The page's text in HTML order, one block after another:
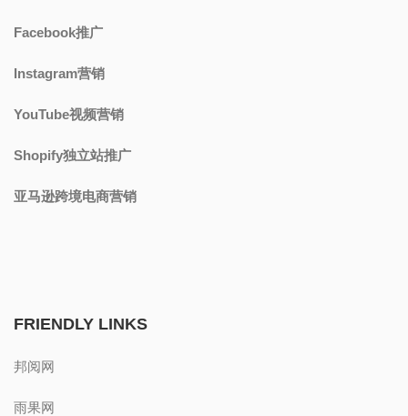
Facebook推广
Instagram营销
YouTube视频营销
Shopify独立站推广
亚马逊跨境电商营销
FRIENDLY LINKS
邦阅网
雨果网